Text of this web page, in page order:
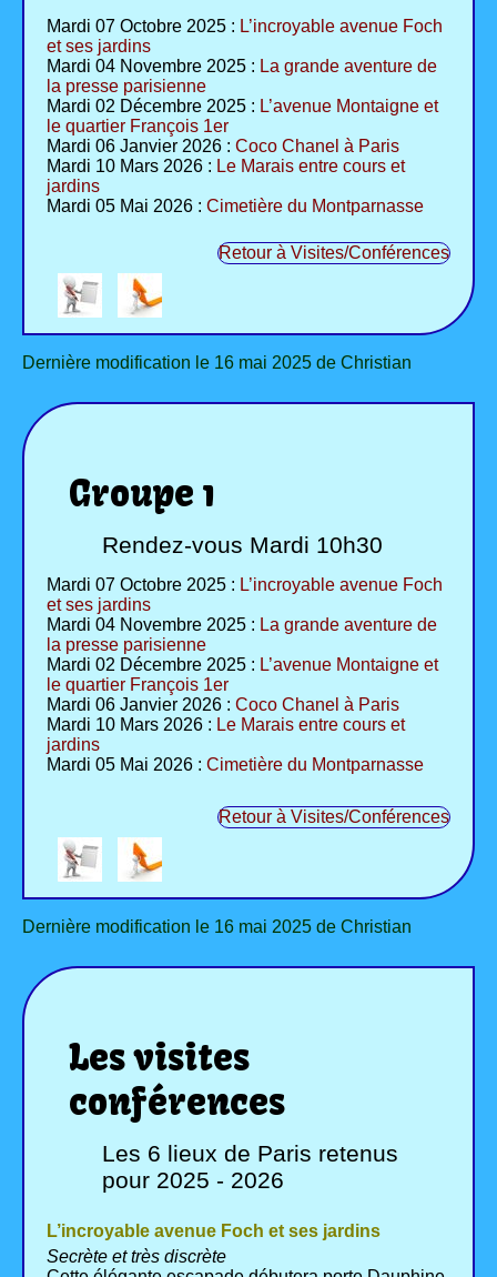
Mardi 07 Octobre 2025 : L’incroyable avenue Foch
et ses jardins
Mardi 04 Novembre 2025 : La grande aventure de
la presse parisienne
Mardi 02 Décembre 2025 : L’avenue Montaigne et
le quartier François 1er
Mardi 06 Janvier 2026 : Coco Chanel à Paris
Mardi 10 Mars 2026 : Le Marais entre cours et
jardins
Mardi 05 Mai 2026 : Cimetière du Montparnasse
Retour à Visites/Conférences
Dernière modification le 16 mai 2025 de Christian
Groupe 1
Rendez-vous Mardi 10h30
Mardi 07 Octobre 2025 : L’incroyable avenue Foch
et ses jardins
Mardi 04 Novembre 2025 : La grande aventure de
la presse parisienne
Mardi 02 Décembre 2025 : L’avenue Montaigne et
le quartier François 1er
Mardi 06 Janvier 2026 : Coco Chanel à Paris
Mardi 10 Mars 2026 : Le Marais entre cours et
jardins
Mardi 05 Mai 2026 : Cimetière du Montparnasse
Retour à Visites/Conférences
Dernière modification le 16 mai 2025 de Christian
Les visites
conférences
Les 6 lieux de Paris retenus
pour 2025 - 2026
L’incroyable avenue Foch et ses jardins
Secrète et très discrète